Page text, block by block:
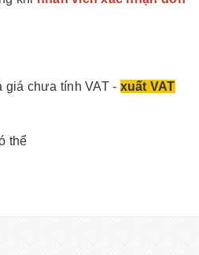
giá chưa tính VAT - xuất VAT
thể